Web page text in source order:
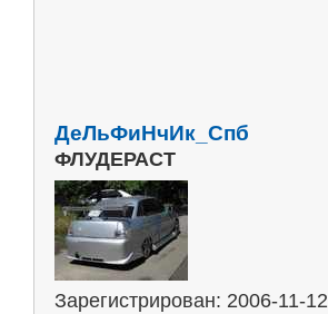
ДеЛьФиНчИк_Спб
ФЛУДЕРАСТ
Зарегистрирован: 2006-11-12